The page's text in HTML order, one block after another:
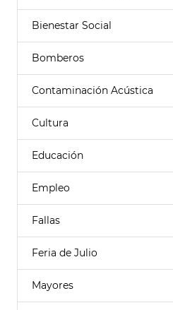
Bienestar Social
Bomberos
Contaminación Acústica
Cultura
Educación
Empleo
Fallas
Feria de Julio
Mayores